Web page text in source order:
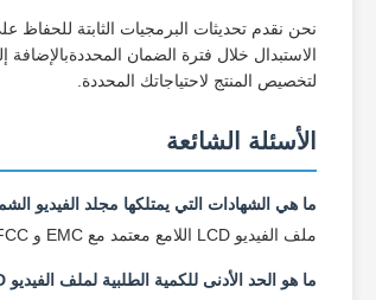
الاستبدال خلال فترة الضمان
لتخصيص المنتج لاحتياجاتك المحددة.
الأسئلة الشائعة
ما هي الشهادات التي يمتلكها مجلد الفيديو
ملف الفيديو LCD اللامع معتمد مع EMC و FCC و CE و ROHS ، مما يضمن استيفائه لمعايير الجودة والسلامة الدولية.
ما هو الحد الأدنى للكمية الطلبية لملف الفيديو LCD لامعة؟